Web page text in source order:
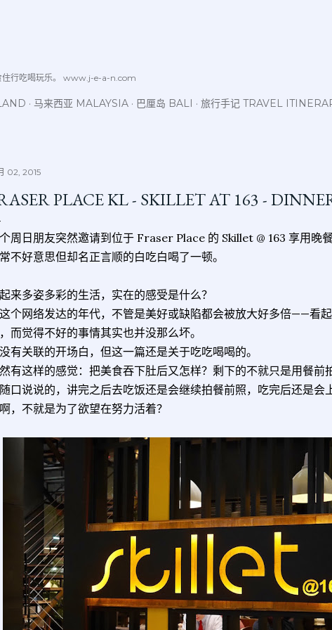
住行吃喝玩乐。 www.j-e-a-n.com
马来西亚 MALAYSIA 巴厘岛 BALI 旅行手记 TRAVEL
02, 2015
PLACE KL - SKILLET AT 163 -
周日朋友突然邀请到位于 Fraser Place 的 Skillet @ 163 享用晚
不好意思但却名正言顺的白吃白喝了一顿。
来多姿多彩的生活，实在的感受是什么？
个网络发达的年代，不管是美好或缺陷都会被放大好多倍——看
而觉得不好的事情其实也并没那么坏。
有关联的开场白，但这一篇还是关于吃吃喝喝的。
有这样的感觉：把美食吞下肚后又怎样？剩下的不就只是用餐前
口说说的，讲完之后去吃饭还是会继续拍餐前照，吃完后还是会
，不就是为了欲望在努力活着？